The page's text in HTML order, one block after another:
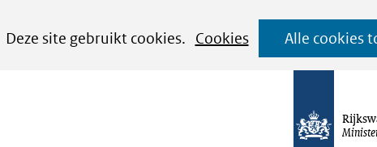
Deze site gebruikt cookies.
Cookies
Alle cookies
Ga
naar
de